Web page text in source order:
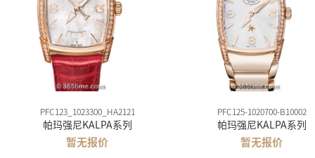
PFC123_1023300_HA2121
帕玛强尼KALPA系列
暂无报价
PFC125-1020700-B10002
帕玛强尼KALPA系列
暂无报价